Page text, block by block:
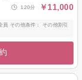
120分 ￥11,000
その他条件： その他割引